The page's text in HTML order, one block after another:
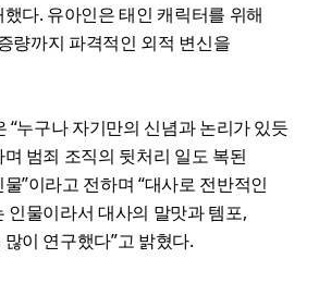
다. 유아인은 태인 캐릭터를 위해
량까지 파격적인 외적 변신을
“누구나 자기만의 신념과 논리가 있듯
범죄 조직의 뒷처리 일도 복된
”이라고 전하며 “대사로 전반적인
인물이라서 대사의 말맛과 템포,
이 연구했다”고 밝혔다.